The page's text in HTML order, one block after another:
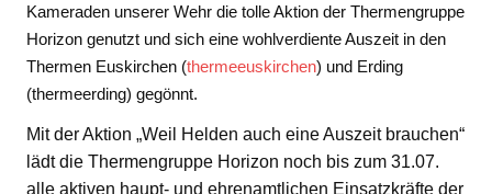
Kameraden unserer Wehr die tolle Aktion der Thermengruppe
Horizon genutzt und sich eine wohlverdiente Auszeit in den
Thermen Euskirchen (thermeeuskirchen) und Erding
(thermeerding) gegönnt.
Mit der Aktion „Weil Helden auch eine Auszeit brauchen“
lädt die Thermengruppe Horizon noch bis zum 31.07.
alle aktiven haupt- und ehrenamtlichen Einsatzkräfte der